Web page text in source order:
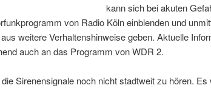
kann sich bei akuten
von Radio Köln einblenden und
weitere Verhaltenshinweise geben. Aktuelle
auch an das Programm von WDR 2.
Sirenensignale noch nicht stadtweit zu hören.